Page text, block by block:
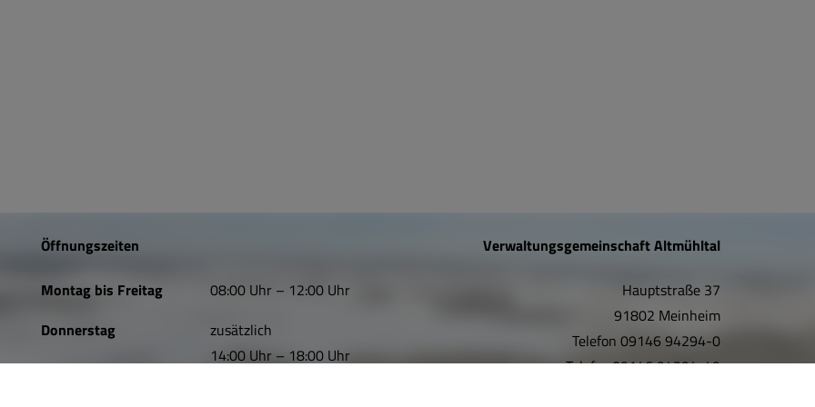
Öffnungszeiten
Montag bis Freitag
08:00 Uhr – 12:00 Uhr
Donnerstag
zusätzlich
14:00 Uhr – 18:00 Uhr
Verwaltungsgemeinschaft Altmühltal
Hauptstraße 37
91802 Meinheim
Telefon 09146 94294-0
Telefax09146 94294-49